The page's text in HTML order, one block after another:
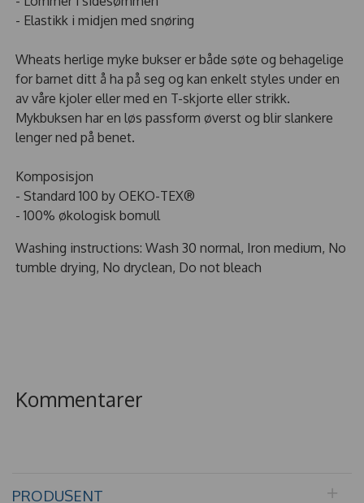
- Elastikk i midjen med snøring
Wheats herlige myke bukser er både søte og behagelige
for barnet ditt å ha på seg og kan enkelt styles under en
av våre kjoler eller med en T-skjorte eller strikk.
Mykbuksen har en løs passform øverst og blir slankere
lenger ned på benet.
Komposisjon
- Standard 100 by OEKO-TEX®
- 100% økologisk bomull
Washing instructions: Wash 30 normal, Iron medium, No
tumble drying, No dryclean, Do not bleach
Kommentarer
PRODUSENT